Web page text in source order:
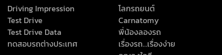
Driving Impression
Test Drive
Test Drive Data
ทดสอบรถต่างประเทศ
โลกรถยนต์
Carnatomy
พี่น้องลองรถ
เรื่องรถ…เรื่องง่าย